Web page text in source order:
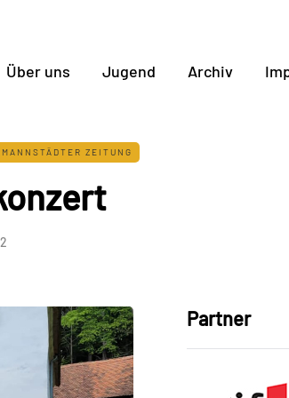
Über uns Jugend Archiv
ZEITUNG
Partner